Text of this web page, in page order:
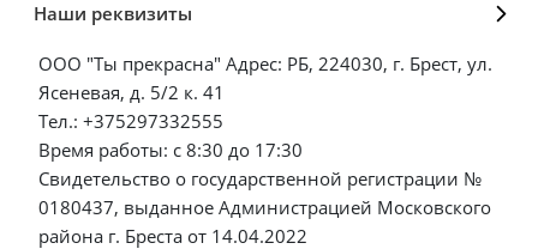
Наши реквизиты
ООО "Ты прекрасна" Адрес: РБ, 224030, г. Брест, ул.
Ясеневая, д. 5/2 к. 41
Тел.: +375297332555
Время работы: с 8:30 до 17:30
Свидетельство о государственной регистрации №
0180437, выданное Администрацией Московского
района г. Бреста от 14.04.2022